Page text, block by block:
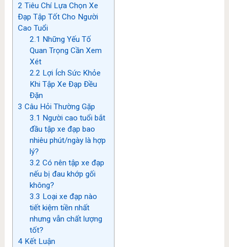
2 Tiêu Chí Lựa Chọn Xe
Đạp Tập Tốt Cho Người
Cao Tuổi
2.1 Những Yếu Tố
Quan Trọng Cần Xem
Xét
2.2 Lợi Ích Sức Khỏe
Khi Tập Xe Đạp Đều
Đặn
3 Câu Hỏi Thường Gặp
3.1 Người cao tuổi bắt
đầu tập xe đạp bao
nhiêu phút/ngày là hợp
lý?
3.2 Có nên tập xe đạp
nếu bị đau khớp gối
không?
3.3 Loại xe đạp nào
tiết kiệm tiền nhất
nhưng vẫn chất lượng
tốt?
4Kết Luận